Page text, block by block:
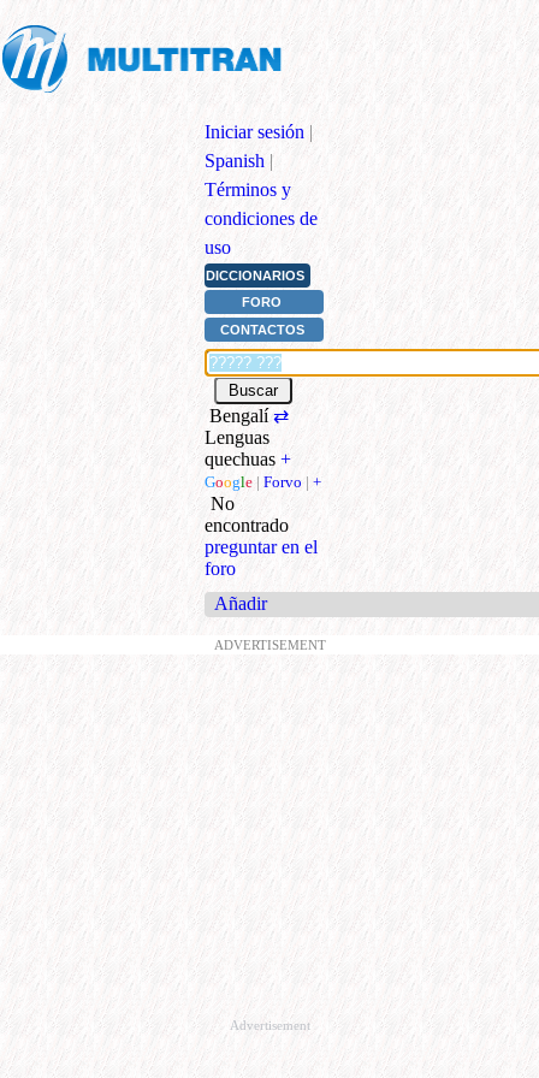
Iniciar sesión |
Spanish |
Términos y
condiciones de
uso
DICCIONARIOS
FORO
CONTACTOS
Bengalí⇄
Lenguas
quechuas +
Google | Forvo | +
No
encontrado
preguntar en el
foro
Añadir
ADVERTISEMENT
Advertisement